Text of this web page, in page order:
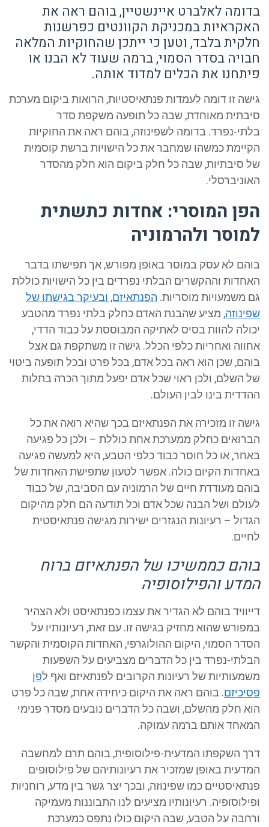
בדומה לאלברט איינשטיין, בוהם ראה את
האקראיות במכניקת הקוונטים כפרשנות
חלקית בלבד, וטען כי ייתכן שהחוקיות המלאה
חבויה בסדר הסמוי, ברמה שעוד לא הבנו או
פיתחנו את הכלים למדוד אותה.
גישה זו דומה לעמדות פנתאיסטיות, הרואות ביקום מערכת
סיבתית מאוחדת, שבה כל תופעה משקפת סדר
בלתי-נפרד. בדומה לשפינוזה, בוהם ראה את החוקיות
הקיימת כמשהו שמחבר את כל הישויות ברשת קוסמית
של סיבתיות, שבה כל חלק ביקום הוא חלק מהסדר
האוניברסלי.
הפן המוסרי: אחדות כתשתית
למוסר ולהרמוניה
בוהם לא עסק במוסר באופן מפורש, אך תפישתו בדבר
האחדות וההקשרים הבלתי נפרדים בין כל הישויות כוללת
גם משמעויות מוסריות.הפנתאיזם, ובעיקר בגישתו של
שפינוזה, מציע שהבנת האדם כחלק בלתי נפרד מהטבע
יכולה להוות בסיס לאתיקה המבוססת על כבוד הדדי,
אחווה ואחריות כלפי הכלל. גישה זו משתקפת גם אצל
בוהם, שכן הוא ראה בכל אדם, בכל פרט ובכל תופעה ביטוי
של השלם, ולכן ראוי שכל אדם יפעל מתוך הכרה בתלות
ההדדית בינו לבין העולם.
גישה זו מזכירה את הפנתאיזם בכך שהיא רואה את כל
הברואים כחלק ממערכת אחת כוללת – ולכן כל פגיעה
באחר, או כל חוסר כבוד כלפי הטבע, היא למעשה פגיעה
באחדות הקיום כולה. אפשר לטעון שתפישת האחדות של
בוהם מעודדת חיים של הרמוניה עם הסביבה, של כבוד
לעולם ושל הבנה שכל אדם וכל תודעה הם חלק מהיקום
הגדול – רעיונות הנגזרים ישירות מגישה פנתאיסטית
לחיים.
בוהם כממשיכו של הפנתאיזם ברוח
המדע והפילוסופיה
דייוויד בוהם לא הגדיר את עצמו כפנתאיסט ולא הצהיר
במפורש שהוא מחזיק בגישה זו. עם זאת, רעיונותיו על
הסדר הסמוי, היקום ההולוגרפי, האחדות הקוסמית והקשר
הבלתי-נפרד בין כל הדברים מצביעים על השפעות
משמעותיות של רעיונות הקרובים לפנתאיזם ואף ל פן
פסיכיזם. בוהם ראה את היקום כיחידה אחת, שבה כל פרט
הוא חלק מהשלם, ושבה כל הדברים נובעים מסדר פנימי
המאחד אותם ברמה עמוקה.
דרך השקפתו המדעית-פילוסופית, בוהם תרם למחשבה
המדעית באופן שמזכיר את רעיונותיהם של פילוסופים
פנתאיסטיים כמו שפינוזה, ובכך יצר גשר בין מדע, רוחניות
ופילוסופיה. רעיונותיו מציעים לנו התבוננות מעמיקה
ורחבה על הטבע, שבה היקום כולו נתפס כמערכת